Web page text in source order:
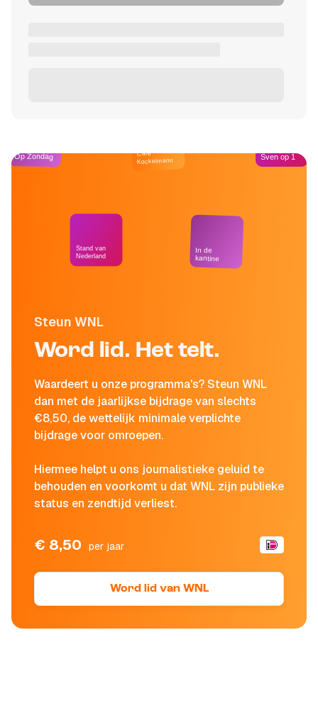
Steun WNL
Word lid. Het telt.
Waardeert u onze programma's? Steun WNL
dan met de jaarlijkse bijdrage van slechts
€8,50, de wettelijk minimale verplichte
bijdrage voor omroepen.
Hiermee helpt u ons journalistieke geluid te
behouden en voorkomt u dat WNL zijn publieke
status en zendtijd verliest.
€ 8,50 per jaar
Word lid van WNL
Op Zondag
Stand van
Nederland
Café
Kockelmann
In de
kantine
Sven op 1